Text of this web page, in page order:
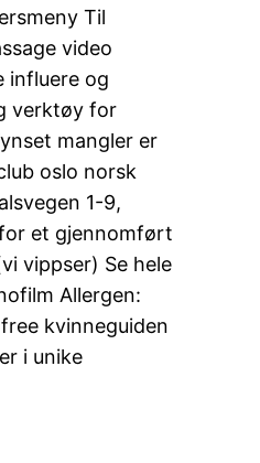
Til
video
influere og
verktøy for
mangler er
oslo norsk
1-9,
et gjennomført
vippser) Se hele
Allergen:
kvinneguiden
i unike